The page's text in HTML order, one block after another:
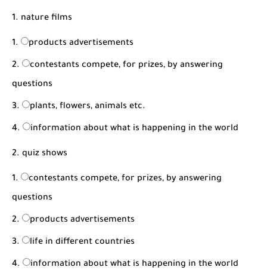
1. nature films
products advertisements
contestants compete, for prizes, by answering
questions
plants, flowers, animals etc.
information about what is happening in the world
2. quiz shows
contestants compete, for prizes, by answering
questions
products advertisements
life in different countries
information about what is happening in the world